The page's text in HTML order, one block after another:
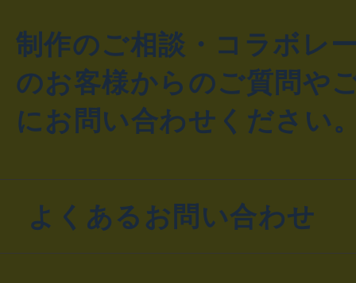
制作のご相談・コラボレ
のお客様からのご質問や
にお問い合わせください
よくあるお問い合わせ